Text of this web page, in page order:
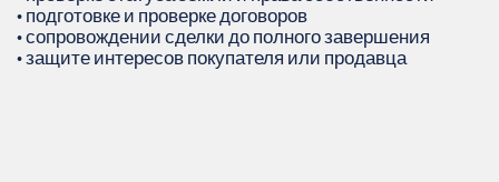
• подготовке и проверке договоров
• сопровождении сделки до полного завершения
• защите интересов покупателя или продавца